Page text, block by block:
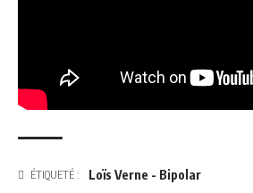
ÉTIQUETÉ : Loïs Verne - Bipolar